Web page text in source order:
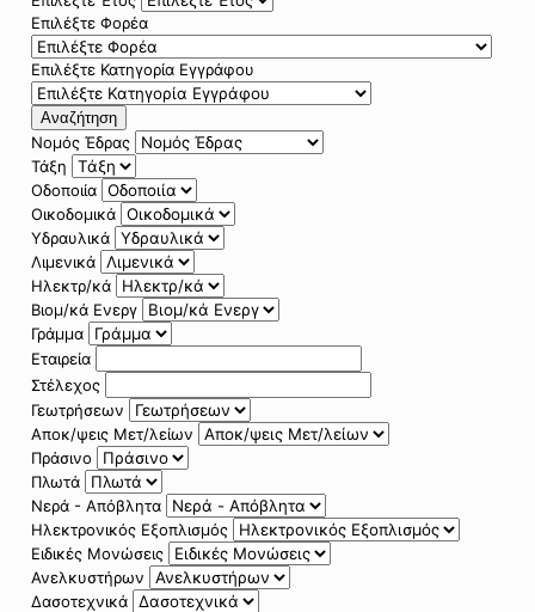
Επιλέξτε Φορέα
Επιλέξτε Κατηγορία Εγγράφου
Αναζήτηση
Νομός Έδρας
Τάξη
Οδοποιία
Οικοδομικά
Υδραυλικά
Λιμενικά
Ηλεκτρ/κά
Βιομ/κά Ενεργ
Γράμμα
Εταιρεία
Στέλεχος
Γεωτρήσεων
Αποκ/ψεις Μετ/λείων
Πράσινο
Πλωτά
Νερά - Απόβλητα
Ηλεκτρονικός Εξοπλισμός
Ειδικές Μονώσεις
Ανελκυστήρων
Δασοτεχνικά